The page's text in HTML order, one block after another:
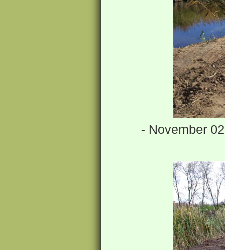
- November